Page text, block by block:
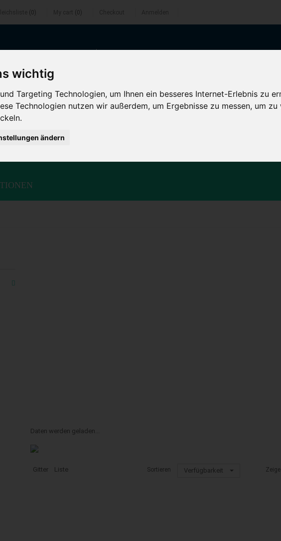
wichtig
Targeting Technologien, um Ihnen ein besseres Internet-Erlebnis zu
Technologien nutzen wir außerdem, um Ergebnisse zu messen, um
ändern
(0) (0)
Daten werden geladen...
Gitter Liste Sortieren Verfügbarkeit Zeige